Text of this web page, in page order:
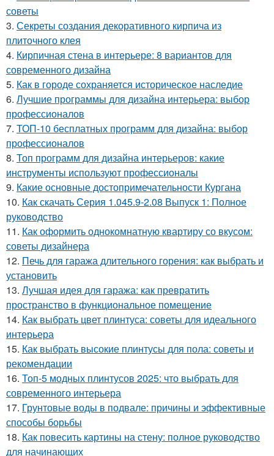
советы
3. Секреты создания декоративного кирпича из
плиточного клея
4. Кирпичная стена в интерьере: 8 вариантов для
современного дизайна
5. Как в городе сохраняется историческое наследие
6. Лучшие программы для дизайна интерьера: выбор
профессионалов
7. ТОП-10 бесплатных программ для дизайна: выбор
профессионалов
8. Топ программ для дизайна интерьеров: какие
инструменты используют профессионалы
9. Какие основные достопримечательности Кургана
10. Как скачать Серия 1.045.9-2.08 Выпуск 1: Полное
руководство
11. Как оформить однокомнатную квартиру со вкусом:
советы дизайнера
12. Печь для гаража длительного горения: как выбрать и
установить
13. Лучшая идея для гаража: как превратить
пространство в функциональное помещение
14. Как выбрать цвет плинтуса: советы для идеального
интерьера
15. Как выбрать высокие плинтусы для пола: советы и
рекомендации
16. Топ-5 модных плинтусов 2025: что выбрать для
современного интерьера
17. Грунтовые воды в подвале: причины и эффективные
способы борьбы
18. Как повесить картины на стену: полное руководство
для начинающих